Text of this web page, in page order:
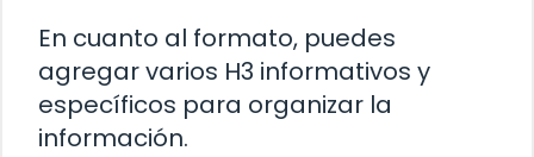
En cuanto al formato, puedes
agregar varios H3 informativos y
específicos para organizar la
información.